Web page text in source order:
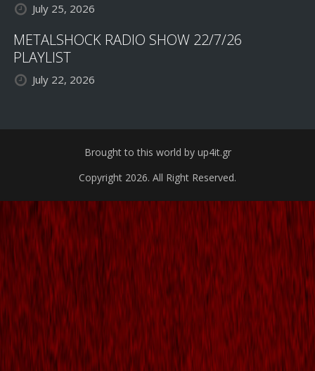
July 25, 2026
METALSHOCK RADIO SHOW 22/7/26
PLAYLIST
July 22, 2026
Brought to this world by up4it.gr
Copyright 2026. All Right Reserved.